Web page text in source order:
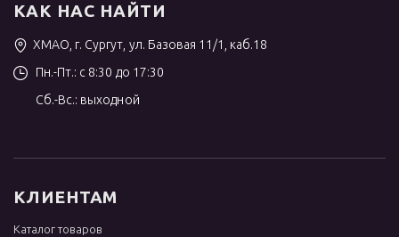
КАК НАС НАЙТИ
ХМАО, г. Сургут, ул. Базовая 11/1, каб.18
Пн.-Пт.: с 8:30 до 17:30
Сб.-Вс.: выходной
КЛИЕНТАМ
Каталог товаров